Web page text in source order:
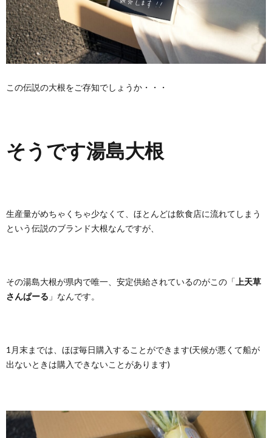
この伝説の大根をご存知でしょうか・・・
そうです湯島大根
生産量がめちゃくちゃ少なくて、ほとんどは飲食店に流れてしまう
という伝説のブランド大根なんですが、
その湯島大根が県内で唯一、安定供給されているのがこの「 上天草
さんぱーる 」なんです。
1月末までは、ほぼ毎日購入することができます(天候が悪くて船が
出ないときは購入できないことがあります)